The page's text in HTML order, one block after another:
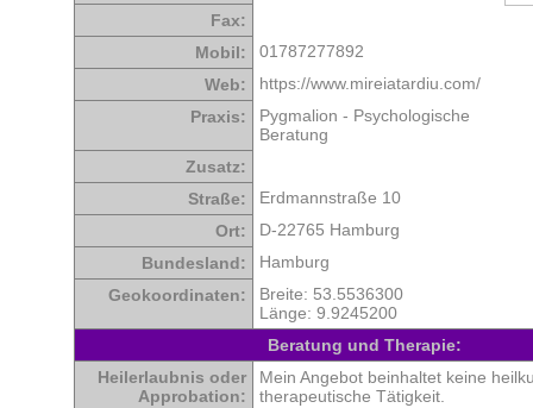
Fax:
Mobil:
01787277892
Web:
https://www.mireiatardiu.com/
Praxis:
Pygmalion - Psychologische
Beratung
Zusatz:
Straße:
Erdmannstraße 10
Ort:
D-22765 Hamburg
Bundesland:
Hamburg
Geokoordinaten:
Breite: 53.5536300
Länge: 9.9245200
Beratung und Therapie:
Heilerlaubnis oder
Approbation:
Mein Angebot beinhaltet keine
therapeutische Tätigkeit.